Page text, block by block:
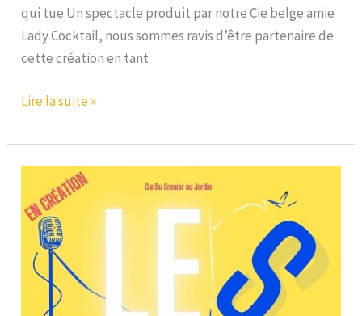
qui tue Un spectacle produit par notre Cie belge amie
Lady Cocktail, nous sommes ravis d’être partenaire de
cette création en tant
De
mort
qui
Lire la suite »